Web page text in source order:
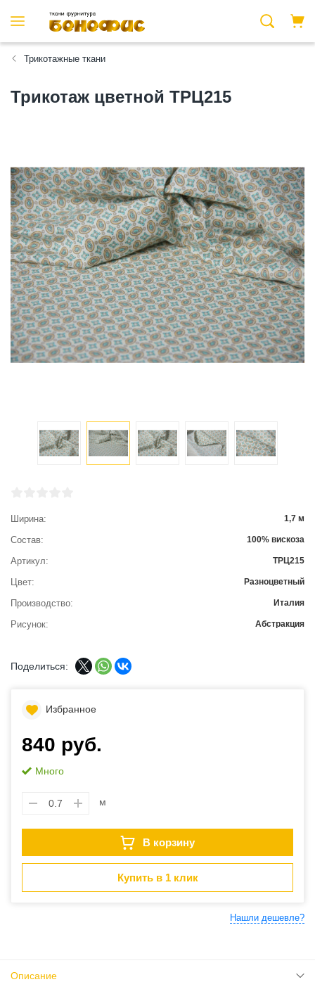
Трикотажные ткани
Трикотаж цветной ТРЦ215
Ширина 1,7 м
Состав 100% вискоза
Артикул ТРЦ215
Цвет Разноцветный
Производство Италия
Рисунок Абстракция
Поделиться:
Избранное
840 руб.
Много
м
В корзину
Купить в 1 клик
Нашли дешевле?
Описание